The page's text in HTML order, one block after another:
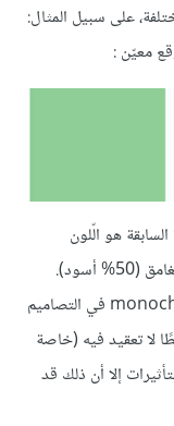
على سبيل المثال:
معيّن :
هو الّلون
الأخضر، الأخضر الفاتح (50% أبيض) والأخضر الغامق (50% أسود).
واستخدام الألوان الأحادية monochromatic colors في التصاميم
لا تعقيد فيه (خاصة
إلا أن ذلك قد